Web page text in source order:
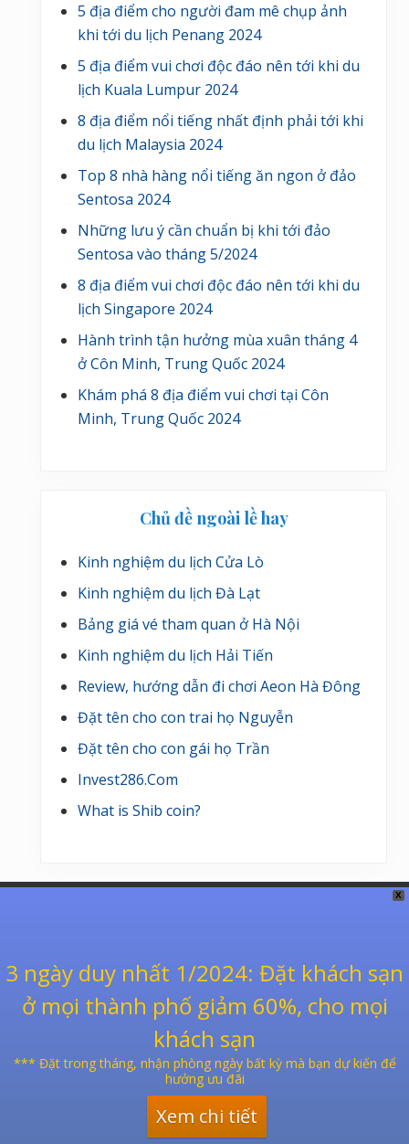
5 địa điểm cho người đam mê chụp ảnh
khi tới du lịch Penang 2024
5 địa điểm vui chơi độc đáo nên tới khi du
lịch Kuala Lumpur 2024
8 địa điểm nổi tiếng nhất định phải tới khi
du lịch Malaysia 2024
Top 8 nhà hàng nổi tiếng ăn ngon ở đảo
Sentosa 2024
Những lưu ý cần chuẩn bị khi tới đảo
Sentosa vào tháng 5/2024
8 địa điểm vui chơi độc đáo nên tới khi du
lịch Singapore 2024
Hành trình tận hưởng mùa xuân tháng 4
ở Côn Minh, Trung Quốc 2024
Khám phá 8 địa điểm vui chơi tại Côn
Minh, Trung Quốc 2024
Chủ đề ngoài lề hay
Kinh nghiệm du lịch Cửa Lò
Kinh nghiệm du lịch Đà Lạt
Bảng giá vé tham quan ở Hà Nội
Kinh nghiệm du lịch Hải Tiến
Review, hướng dẫn đi chơi Aeon Hà Đông
Đặt tên cho con trai họ Nguyễn
Đặt tên cho con gái họ Trần
Invest286.Com
What is Shib coin?
Footer
Đổi âm dương lịch
Xem bói bài
Lịch vạn niên âm dương
X
3 ngày duy nhất 1/2024: Đặt khách sạn
ở mọi thành phố giảm 60%, cho mọi
khách sạn
*** Đặt trong tháng, nhận phòng ngày bất kỳ mà bạn dự kiến để
hưởng ưu đãi
Xem chi tiết